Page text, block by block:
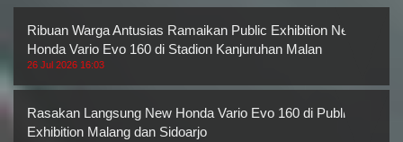
Ribuan Warga Antusias Ramaikan Public Exhibition New
Honda Vario Evo 160 di Stadion Kanjuruhan Malan
26 Jul 2026 16:03
Rasakan Langsung New Honda Vario Evo 160 di Public
Exhibition Malang dan Sidoarjo